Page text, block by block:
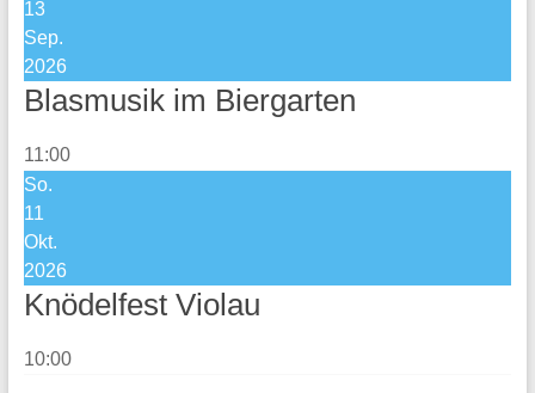
13
Sep.
2026
Blasmusik im Biergarten
11:00
So.
11
Okt.
2026
Knödelfest Violau
10:00